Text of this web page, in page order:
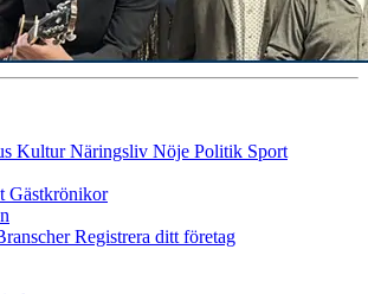
KulturNäringsliv Nöje Politik Sport
Gästkrönikor
Registrera ditt företag